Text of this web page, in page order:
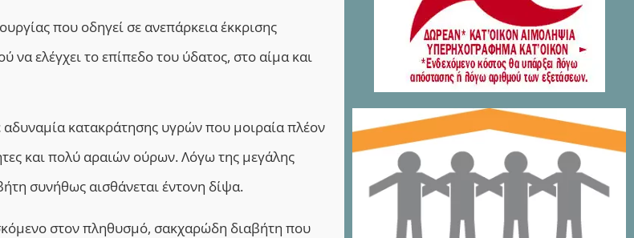
που οδηγεί σε ανεπάρκεια έκκρισης
να ελέγχει το επίπεδοτου ύδατος, στο αίμα και
κατακράτησης υγρών που μοιραία πλέον
και πολύ αραιών ούρων. Λόγω της μεγάλης
συνήθως αισθάνεται έντονη δίψα.
στον πληθυσμό, σακχαρώδη διαβήτη που